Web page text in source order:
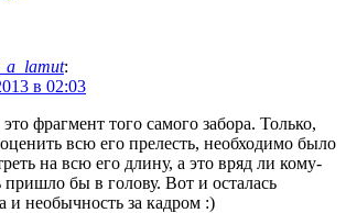
:
в 02:03
фрагмент того самого забора. Только,
всю его прелесть, необходимо было
на всю его длину, а это вряд ли кому-
пришло бы в голову. Вот и осталась
и необычность за кадром :)